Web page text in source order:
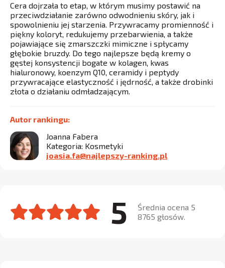
Cera dojrzała to etap, w którym musimy postawić na
przeciwdziałanie zarówno odwodnieniu skóry, jak i
spowolnieniu jej starzenia. Przywracamy promienność i
piękny koloryt, redukujemy przebarwienia, a także
pojawiające się zmarszczki mimiczne i spłycamy
głębokie bruzdy. Do tego najlepsze będą kremy o
gęstej konsystencji bogate w kolagen, kwas
hialuronowy, koenzym Q10, ceramidy i peptydy
przywracające elastyczność i jędrność, a także drobinki
złota o działaniu odmładzającym.
Autor rankingu:
Joanna Fabera
Kategoria: Kosmetyki
joasia.fa@najlepszy-ranking.pl
5
Średnia ocena 5
8765 głosów.